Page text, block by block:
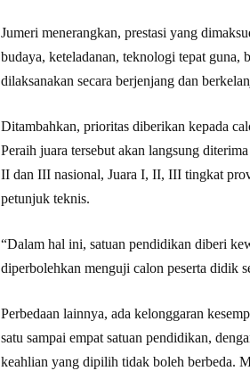
Jumeri menerangkan, prestasi yang
budaya, keteladanan, teknologi tepat guna,
dilaksanakan secara berjenjang dan
Ditambahkan, prioritas diberikan kepada
Peraih juara tersebut akan langsung
II dan III nasional, Juara I, II, III tingkat
petunjuk teknis.
“Dalam hal ini, satuan pendidikan diberi
diperbolehkan menguji calon peserta didik
Perbedaan lainnya, ada kelonggaran
satu sampai empat satuan pendidikan,
keahlian yang dipilih tidak boleh berbeda.